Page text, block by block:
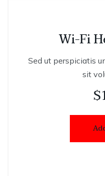
Wi-Fi
Sed ut perspiciatis
sit
$